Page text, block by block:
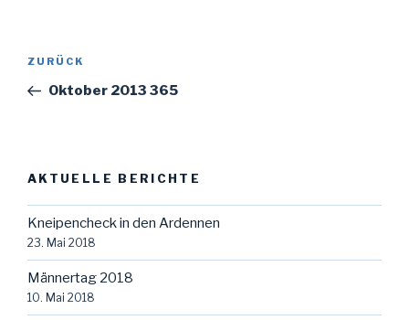
Beitragsnavigation
Vorheriger
Beitrag
ZURÜCK
Oktober 2013 365
AKTUELLE BERICHTE
Kneipencheck in den Ardennen
23. Mai 2018
Männertag 2018
10. Mai 2018